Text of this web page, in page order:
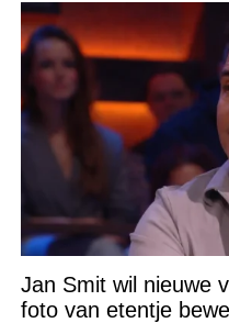
Jan Smit wil nieuwe
foto van etentje